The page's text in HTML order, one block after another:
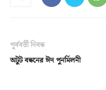
পূর্ববর্তী নিবন্ধ
অটুট বন্ধনের ঈদ পুনর্মিলনী